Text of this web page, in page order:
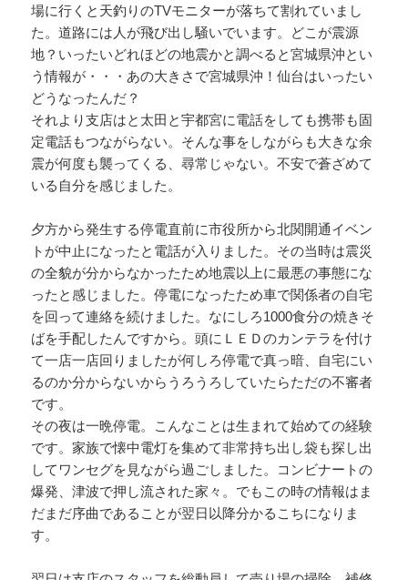
場に行くと天釣りのTVモニターが落ちて割れていまし
た。道路には人が飛び出し騒いでいます。どこが震源
地？いったいどれほどの地震かと調べると宮城県沖とい
う情報が・・・あの大きさで宮城県沖！仙台はいったい
どうなったんだ？
それより支店はと太田と宇都宮に電話をしても携帯も固
定電話もつながらない。そんな事をしながらも大きな余
震が何度も襲ってくる、尋常じゃない。不安で蒼ざめて
いる自分を感じました。
夕方から発生する停電直前に市役所から北関開通イベン
トが中止になったと電話が入りました。その当時は震災
の全貌が分からなかったため地震以上に最悪の事態にな
ったと感じました。停電になったため車で関係者の自宅
を回って連絡を続けました。なにしろ1000食分の焼きそ
ばを手配したんですから。頭にＬＥＤのカンテラを付け
て一店一店回りましたが何しろ停電で真っ暗、自宅にい
るのか分からないからうろうろしていたらただの不審者
です。
その夜は一晩停電。こんなことは生まれて始めての経験
です。家族で懐中電灯を集めて非常持ち出し袋も探し出
してワンセグを見ながら過ごしました。コンビナートの
爆発、津波で押し流された家々。でもこの時の情報はま
だまだ序曲であることが翌日以降分かるこちになりま
す。